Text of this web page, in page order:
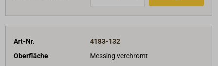
Art-Nr.
4183-132
Oberfläche
Messing verchromt